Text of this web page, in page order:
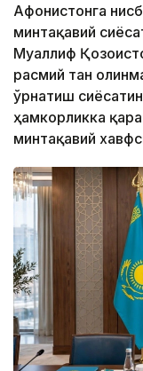
Афғонистонга
минтақавий
Муаллиф
расмий тан
ўрнатиш
ҳамкорликка
минтақавий